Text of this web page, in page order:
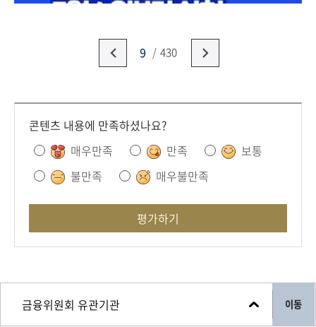
9 430
콘텐츠 내용에 만족하셨나요?
매우만족
만족
보통
불만족
매우불만족
평가하기
이동